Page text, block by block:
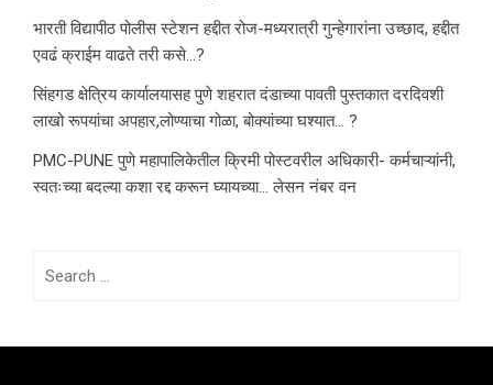
भारती विद्यापीठ पोलीस स्टेशन हद्दीत रोज-मध्यरात्री गुन्हेगारांना उच्छाद, हद्दीत
एवढं क्राईम वाढते तरी कसे…?
सिंहगड क्षेत्रिय कार्यालयासह पुणे शहरात दंडाच्या पावती पुस्तकात दरदिवशी
लाखो रूपयांचा अपहार,लोण्याचा गोळा, बोक्यांच्या घश्यात… ?
PMC-PUNE पुणे महापालिकेतील क्रिमी पोस्टवरील अधिकारी- कर्मचाऱ्यांनी,
स्वतःच्या बदल्या कशा रद्द करून घ्यायच्या… लेसन नंबर वन